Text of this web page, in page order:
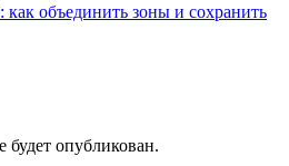
объединить зоны и сохранить
опубликован.